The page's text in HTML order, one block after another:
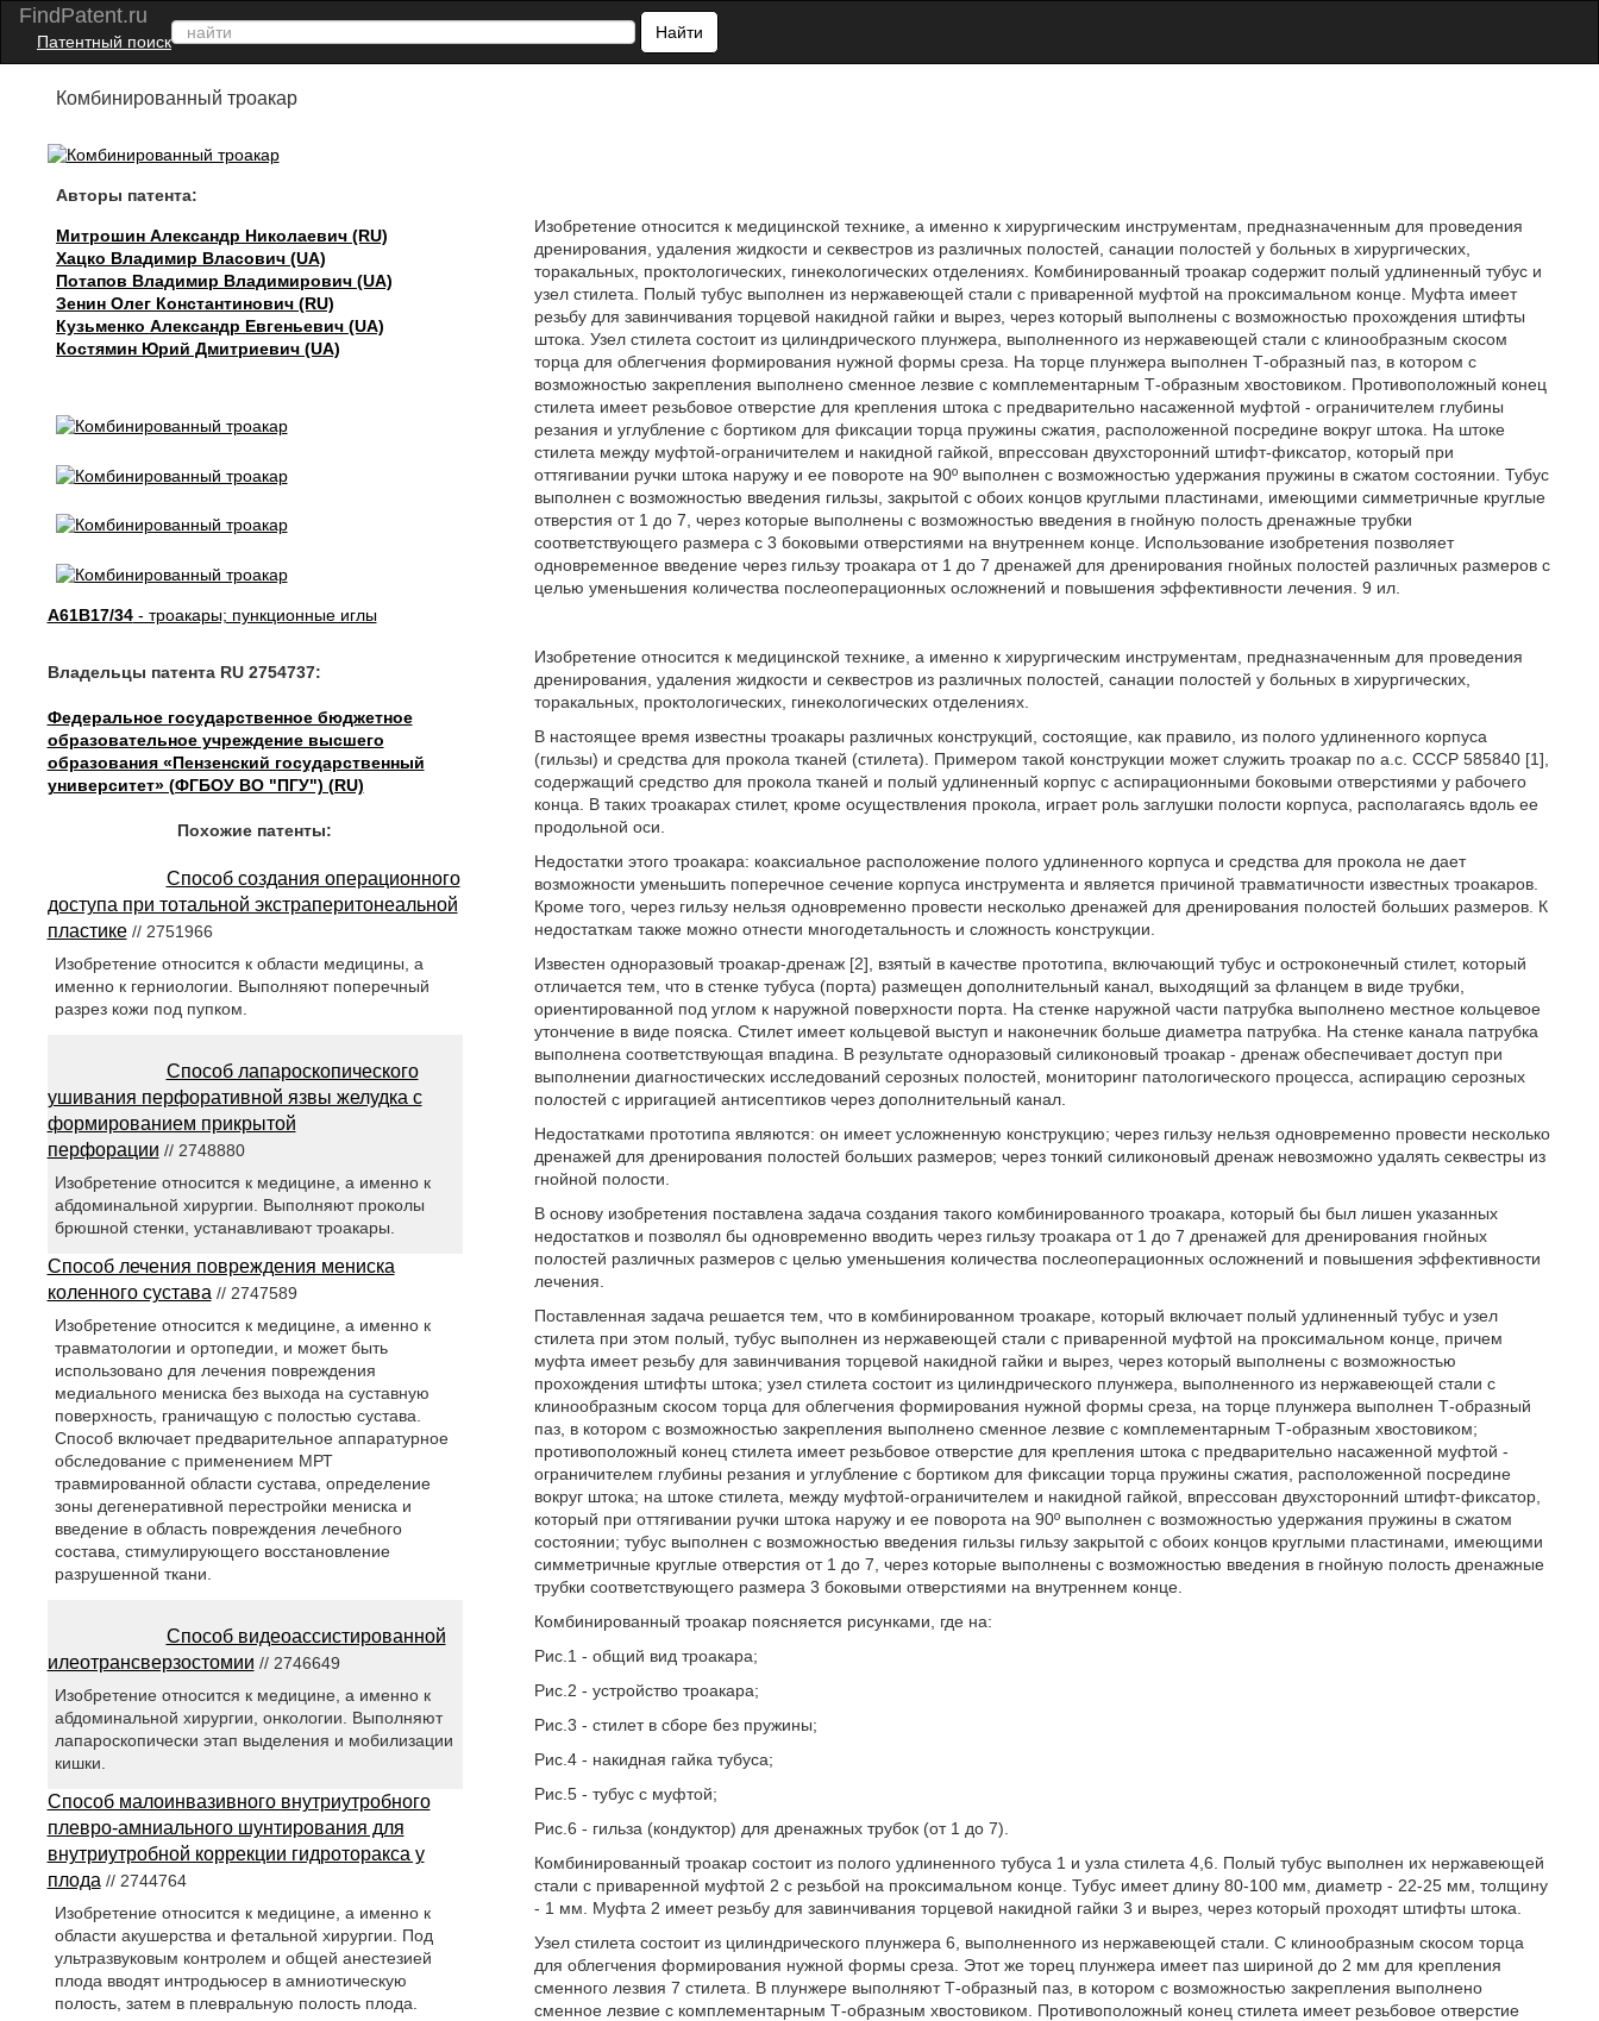
FindPatent.ru
Патентный поиск
Найти
Комбинированный троакар
Авторы патента:
Митрошин Александр Николаевич (RU)
Хацко Владимир Власович (UA)
Потапов Владимир Владимирович (UA)
Зенин Олег Константинович (RU)
Кузьменко Александр Евгеньевич (UA)
Костямин Юрий Дмитриевич (UA)
A61B17/34- троакары; пункционные иглы
Владельцы патента RU 2754737:
Федеральное государственное бюджетное
образовательное учреждение высшего
образования «Пензенский государственный
университет» (ФГБОУ ВО "ПГУ") (RU)
Изобретение относится к медицинской технике, а именно к хирургическим инструментам, предназначенным для проведения
дренирования, удаления жидкости и секвестров из различных полостей, санации полостей у больных в хирургических,
торакальных, проктологических, гинекологических отделениях. Комбинированный троакар содержит полый удлиненный тубус и
узел стилета. Полый тубус выполнен из нержавеющей стали с приваренной муфтой на проксимальном конце. Муфта имеет
резьбу для завинчивания торцевой накидной гайки и вырез, через который выполнены с возможностью прохождения штифты
штока. Узел стилета состоит из цилиндрического плунжера, выполненного из нержавеющей стали с клинообразным скосом
торца для облегчения формирования нужной формы среза. На торце плунжера выполнен Т-образный паз, в котором с
возможностью закрепления выполнено сменное лезвие с комплементарным Т-образным хвостовиком. Противоположный конец
стилета имеет резьбовое отверстие для крепления штока с предварительно насаженной муфтой - ограничителем глубины
резания и углубление с бортиком для фиксации торца пружины сжатия, расположенной посредине вокруг штока. На штоке
стилета между муфтой-ограничителем и накидной гайкой, впрессован двухсторонний штифт-фиксатор, который при
оттягивании ручки штока наружу и ее повороте на 90º выполнен с возможностью удержания пружины в сжатом состоянии. Тубус
выполнен с возможностью введения гильзы, закрытой с обоих концов круглыми пластинами, имеющими симметричные круглые
отверстия от 1 до 7, через которые выполнены с возможностью введения в гнойную полость дренажные трубки
соответствующего размера с 3 боковыми отверстиями на внутреннем конце. Использование изобретения позволяет
одновременное введение через гильзу троакара от 1 до 7 дренажей для дренирования гнойных полостей различных размеров с
целью уменьшения количества послеоперационных осложнений и повышения эффективности лечения. 9 ил.
Изобретение относится к медицинской технике, а именно к хирургическим инструментам, предназначенным для проведения
дренирования, удаления жидкости и секвестров из различных полостей, санации полостей у больных в хирургических,
торакальных, проктологических, гинекологических отделениях.
В настоящее время известны троакары различных конструкций, состоящие, как правило, из полого удлиненного корпуса
(гильзы) и средства для прокола тканей (стилета). Примером такой конструкции может служить троакар по а.с. СССР 585840 [1],
содержащий средство для прокола тканей и полый удлиненный корпус с аспирационными боковыми отверстиями у рабочего
конца. В таких троакарах стилет, кроме осуществления прокола, играет роль заглушки полости корпуса, располагаясь вдоль ее
продольной оси.
Недостатки этого троакара: коаксиальное расположение полого удлиненного корпуса и средства для прокола не дает
возможности уменьшить поперечное сечение корпуса инструмента и является причиной травматичности известных троакаров.
Кроме того, через гильзу нельзя одновременно провести несколько дренажей для дренирования полостей больших размеров. К
недостаткам также можно отнести многодетальность и сложность конструкции.
Известен одноразовый троакар-дренаж [2], взятый в качестве прототипа, включающий тубус и остроконечный стилет, который
отличается тем, что в стенке тубуса (порта) размещен дополнительный канал, выходящий за фланцем в виде трубки,
ориентированной под углом к наружной поверхности порта. На стенке наружной части патрубка выполнено местное кольцевое
утончение в виде пояска. Стилет имеет кольцевой выступ и наконечник больше диаметра патрубка. На стенке канала патрубка
выполнена соответствующая впадина. В результате одноразовый силиконовый троакар - дренаж обеспечивает доступ при
выполнении диагностических исследований серозных полостей, мониторинг патологического процесса, аспирацию серозных
полостей с ирригацией антисептиков через дополнительный канал.
Недостатками прототипа являются: он имеет усложненную конструкцию; через гильзу нельзя одновременно провести несколько
дренажей для дренирования полостей больших размеров; через тонкий силиконовый дренаж невозможно удалять секвестры из
гнойной полости.
В основу изобретения поставлена задача создания такого комбинированного троакара, который бы был лишен указанных
недостатков и позволял бы одновременно вводить через гильзу троакара от 1 до 7 дренажей для дренирования гнойных
полостей различных размеров с целью уменьшения количества послеоперационных осложнений и повышения эффективности
лечения.
Поставленная задача решается тем, что в комбинированном троакаре, который включает полый удлиненный тубус и узел
стилета при этом полый, тубус выполнен из нержавеющей стали с приваренной муфтой на проксимальном конце, причем
муфта имеет резьбу для завинчивания торцевой накидной гайки и вырез, через который выполнены с возможностью
прохождения штифты штока; узел стилета состоит из цилиндрического плунжера, выполненного из нержавеющей стали с
клинообразным скосом торца для облегчения формирования нужной формы среза, на торце плунжера выполнен Т-образный
паз, в котором с возможностью закрепления выполнено сменное лезвие с комплементарным Т-образным хвостовиком;
противоположный конец стилета имеет резьбовое отверстие для крепления штока с предварительно насаженной муфтой -
ограничителем глубины резания и углубление с бортиком для фиксации торца пружины сжатия, расположенной посредине
вокруг штока; на штоке стилета, между муфтой-ограничителем и накидной гайкой, впрессован двухсторонний штифт-фиксатор,
который при оттягивании ручки штока наружу и ее поворота на 90º выполнен с возможностью удержания пружины в сжатом
состоянии; тубус выполнен с возможностью введения гильзы гильзу закрытой с обоих концов круглыми пластинами, имеющими
симметричные круглые отверстия от 1 до 7, через которые выполнены с возможностью введения в гнойную полость дренажные
трубки соответствующего размера 3 боковыми отверстиями на внутреннем конце.
Комбинированный троакар поясняется рисунками, где на:
Рис.1 - общий вид троакара;
Рис.2 - устройство троакара;
Рис.3 - стилет в сборе без пружины;
Рис.4 - накидная гайка тубуса;
Рис.5 - тубус с муфтой;
Рис.6 - гильза (кондуктор) для дренажных трубок (от 1 до 7).
Комбинированный троакар состоит из полого удлиненного тубуса 1 и узла стилета 4,6. Полый тубус выполнен их нержавеющей
стали с приваренной муфтой 2 с резьбой на проксимальном конце. Тубус имеет длину 80-100 мм, диаметр - 22-25 мм, толщину
- 1 мм. Муфта 2 имеет резьбу для завинчивания торцевой накидной гайки 3 и вырез, через который проходят штифты штока.
Узел стилета состоит из цилиндрического плунжера 6, выполненного из нержавеющей стали. С клинообразным скосом торца
для облегчения формирования нужной формы среза. Этот же торец плунжера имеет паз шириной до 2 мм для крепления
сменного лезвия 7 стилета. В плунжере выполняют Т-образный паз, в котором с возможностью закрепления выполнено
сменное лезвие с комплементарным Т-образным хвостовиком. Противоположный конец стилета имеет резьбовое отверстие
Похожие патенты:
Способ создания операционного
доступа при тотальной экстраперитонеальной
пластике// 2751966
Изобретение относится к области медицины, а
именно к герниологии. Выполняют поперечный
разрез кожи под пупком.
Способ лапароскопического
ушивания перфоративной язвы желудка с
формированием прикрытой
перфорации // 2748880
Изобретение относится к медицине, а именно к
абдоминальной хирургии. Выполняют проколы
брюшной стенки, устанавливают троакары.
Способ лечения повреждения мениска
коленного сустава // 2747589
Изобретение относится к медицине, а именно к
травматологии и ортопедии, и может быть
использовано для лечения повреждения
медиального мениска без выхода на суставную
поверхность, граничащую с полостью сустава.
Способ включает предварительное аппаратурное
обследование с применением МРТ
травмированной области сустава, определение
зоны дегенеративной перестройки мениска и
введение в область повреждения лечебного
состава, стимулирующего восстановление
разрушенной ткани.
Способ видеоассистированной
илеотрансверзостомии // 2746649
Изобретение относится к медицине, а именно к
абдоминальной хирургии, онкологии. Выполняют
лапароскопически этап выделения и мобилизации
кишки.
Способ малоинвазивного внутриутробного
плевро-амниального шунтирования для
внутриутробной коррекции гидроторакса у
плода // 2744764
Изобретение относится к медицине, а именно к
области акушерства и фетальной хирургии. Под
ультразвуковым контролем и общей анестезией
плода вводят интродьюсер в амниотическую
полость, затем в плевральную полость плода.